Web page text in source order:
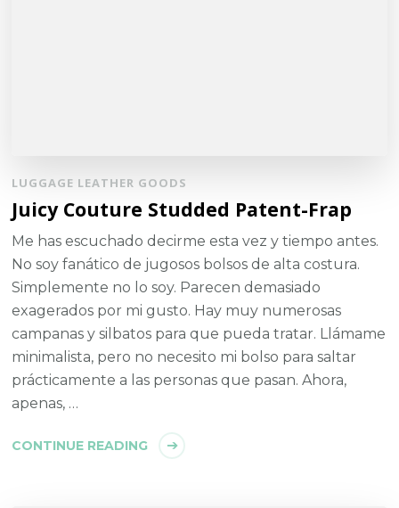
LUGGAGE LEATHER GOODS
Juicy Couture Studded Patent-Frap
Me has escuchado decirme esta vez y tiempo antes.
No soy fanático de jugosos bolsos de alta costura.
Simplemente no lo soy. Parecen demasiado
exagerados por mi gusto. Hay muy numerosas
campanas y silbatos para que pueda tratar. Llámame
minimalista, pero no necesito mi bolso para saltar
prácticamente a las personas que pasan. Ahora,
apenas, …
CONTINUE READING